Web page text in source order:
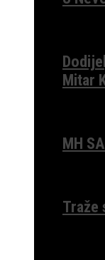
Mitar
MH
Traže